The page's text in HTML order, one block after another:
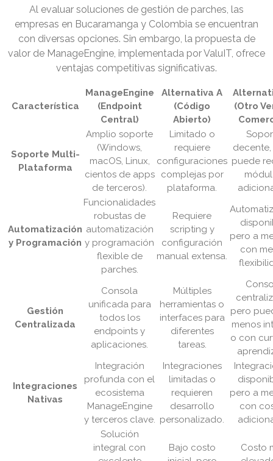
Al evaluar soluciones de gestión de parches, las
empresas en Bucaramanga y Colombia se encuentran
con diversas opciones. Sin embargo, la propuesta de
valor de ManageEngine, implementada por ValuIT, ofrece
ventajas competitivas significativas.
Característica
ManageEngine
(Endpoint
Central)
Alternativa A
(Código
Abierto)
(Otro
Soporte Multi-
Plataforma
Amplio soporte
(Windows,
macOS, Linux,
cientos de apps
de terceros).
Limitado o
requiere
configuraciones
complejas por
plataforma.
puede
Automatización
y Programación
Funcionalidades
robustas de
automatización
y programación
flexible de
parches.
Requiere
scripting y
configuración
manual extensa.
pero a
con
Gestión
Centralizada
Consola
unificada para
todos los
endpoints y
aplicaciones.
Múltiples
herramientas o
interfaces para
diferentes
tareas.
pero
menos
o con
Integraciones
Nativas
Integración
profunda con el
ecosistema
ManageEngine
y terceros clave.
Integraciones
limitadas o
requieren
desarrollo
personalizado.
pero a
con
Solución
integral con
Bajo costo
Costo